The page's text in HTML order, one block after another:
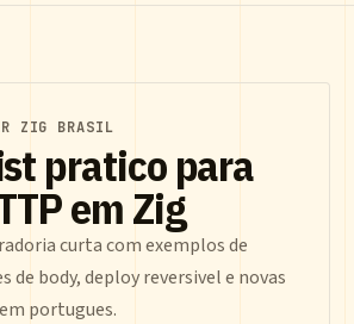
ZIG BRASIL
pratico para
em Zig
curta com exemplos de
body, deploy reversivel e novas
portugues.